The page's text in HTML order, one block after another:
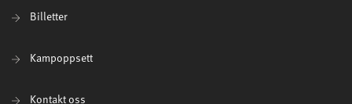
Billetter
Kampoppsett
Kontakt oss